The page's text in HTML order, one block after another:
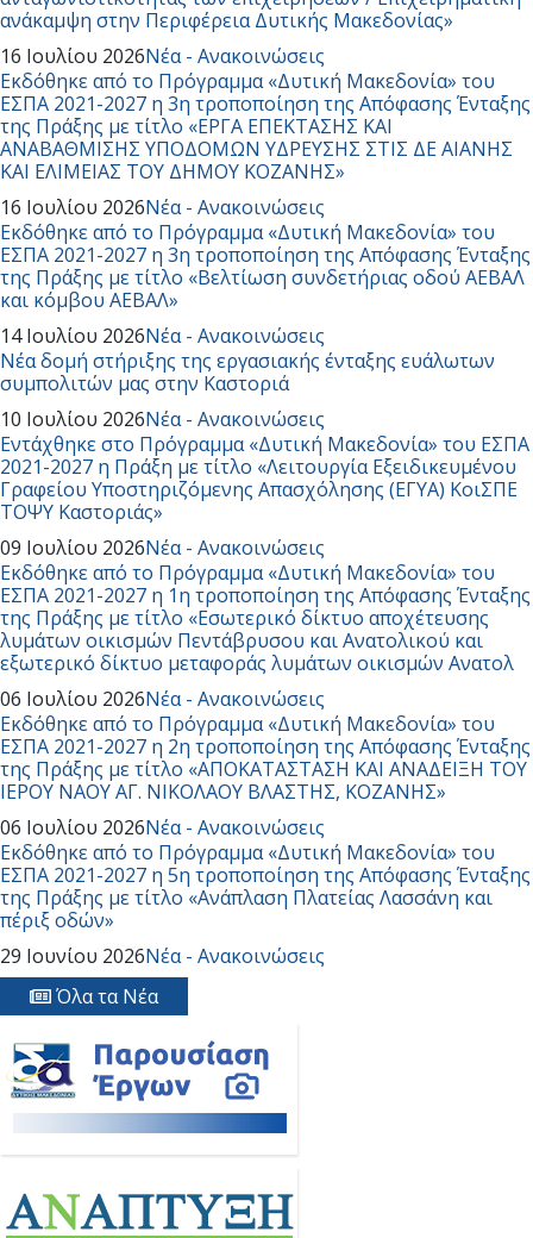
ανάκαμψη στην Περιφέρεια Δυτικής Μακεδονίας»
16 Ιουλίου 2026Νέα - Ανακοινώσεις
Εκδόθηκε από το Πρόγραμμα «Δυτική Μακεδονία» του
ΕΣΠΑ 2021-2027 η 3η τροποποίηση της Απόφασης Ένταξης
της Πράξης με τίτλο «ΕΡΓΑ ΕΠΕΚΤΑΣΗΣ ΚΑΙ
ΑΝΑΒΑΘΜΙΣΗΣ ΥΠΟΔΟΜΩΝ ΥΔΡΕΥΣΗΣ ΣΤΙΣ ΔΕ ΑΙΑΝΗΣ
ΚΑΙ ΕΛΙΜΕΙΑΣ ΤΟΥ ΔΗΜΟΥ ΚΟΖΑΝΗΣ»
16 Ιουλίου 2026Νέα - Ανακοινώσεις
Εκδόθηκε από το Πρόγραμμα «Δυτική Μακεδονία» του
ΕΣΠΑ 2021-2027 η 3η τροποποίηση της Απόφασης Ένταξης
της Πράξης με τίτλο «Βελτίωση συνδετήριας οδού ΑΕΒΑΛ
και κόμβου ΑΕΒΑΛ»
14 Ιουλίου 2026Νέα - Ανακοινώσεις
Νέα δομή στήριξης της εργασιακής ένταξης ευάλωτων
συμπολιτών μας στην Καστοριά
10 Ιουλίου 2026Νέα - Ανακοινώσεις
Εντάχθηκε στο Πρόγραμμα «Δυτική Μακεδονία» του ΕΣΠΑ
2021-2027 η Πράξη με τίτλο «Λειτουργία Εξειδικευμένου
Γραφείου Υποστηριζόμενης Απασχόλησης (ΕΓΥΑ) ΚοιΣΠΕ
ΤΟΨΥ Καστοριάς»
09 Ιουλίου 2026Νέα - Ανακοινώσεις
Εκδόθηκε από το Πρόγραμμα «Δυτική Μακεδονία» του
ΕΣΠΑ 2021-2027 η 1η τροποποίηση της Απόφασης Ένταξης
της Πράξης με τίτλο «Εσωτερικό δίκτυο αποχέτευσης
λυμάτων οικισμών Πεντάβρυσου και Ανατολικού και
εξωτερικό δίκτυο μεταφοράς λυμάτων οικισμών Ανατολ
06 Ιουλίου 2026Νέα - Ανακοινώσεις
Εκδόθηκε από το Πρόγραμμα «Δυτική Μακεδονία» του
ΕΣΠΑ 2021-2027 η 2η τροποποίηση της Απόφασης Ένταξης
της Πράξης με τίτλο «ΑΠΟΚΑΤΑΣΤΑΣΗ ΚΑΙ ΑΝΑΔΕΙΞΗ ΤΟΥ
ΙΕΡΟΥ ΝΑΟΥ ΑΓ. ΝΙΚΟΛΑΟΥ ΒΛΑΣΤΗΣ, ΚΟΖΑΝΗΣ»
06 Ιουλίου 2026Νέα - Ανακοινώσεις
Εκδόθηκε από το Πρόγραμμα «Δυτική Μακεδονία» του
ΕΣΠΑ 2021-2027 η 5η τροποποίηση της Απόφασης Ένταξης
της Πράξης με τίτλο «Ανάπλαση Πλατείας Λασσάνη και
πέριξ οδών»
29 Ιουνίου 2026Νέα - Ανακοινώσεις
Όλα τα Νέα